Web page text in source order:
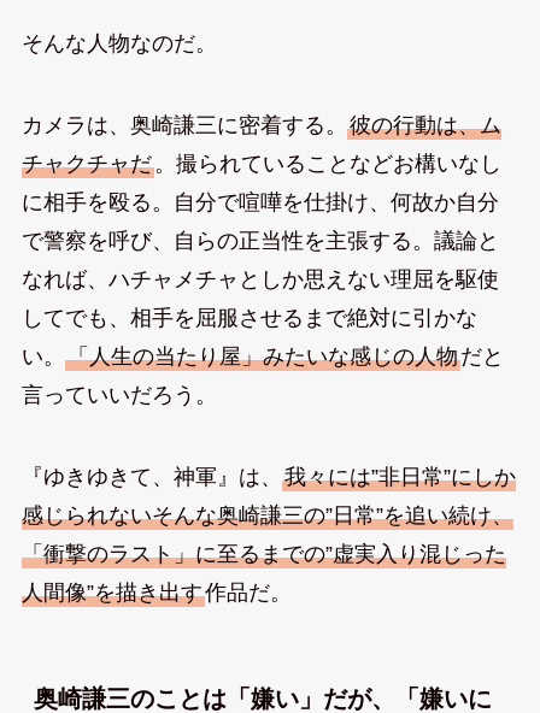
そんな人物なのだ。
カメラは、奥崎謙三に密着する。 彼の行動は、ム
チャクチャだ。撮られていることなどお構いなし
に相手を殴る。自分で喧嘩を仕掛け、何故か自分
で警察を呼び、自らの正当性を主張する。議論と
なれば、ハチャメチャとしか思えない理屈を駆使
してでも、相手を屈服させるまで絶対に引かな
い。 「人生の当たり屋」みたいな感じの人物だと
言っていいだろう。
『ゆきゆきて、神軍』は、 我々には”非日常”にしか
感じられないそんな奥崎謙三の”日常”を追い続け、
「衝撃のラスト」に至るまでの”虚実入り混じった
人間像”を描き出す作品だ。
奥崎謙三のことは「嫌い」だが、「嫌いに